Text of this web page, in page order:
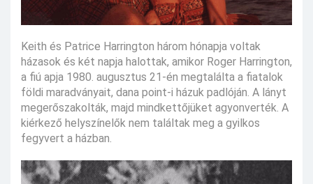
Keith és Patrice Harrington három hónapja voltak
házasok és két napja halottak, amikor Roger Harrington,
a fiú apja 1980. augusztus 21-én megtalálta a fiatalok
földi maradványait, dana point-i házuk padlóján. A lányt
megerőszakolták, majd mindkettőjüket agyonverték. A
kiérkező helyszínelők nem találtak meg a gyilkos
fegyvert a házban.